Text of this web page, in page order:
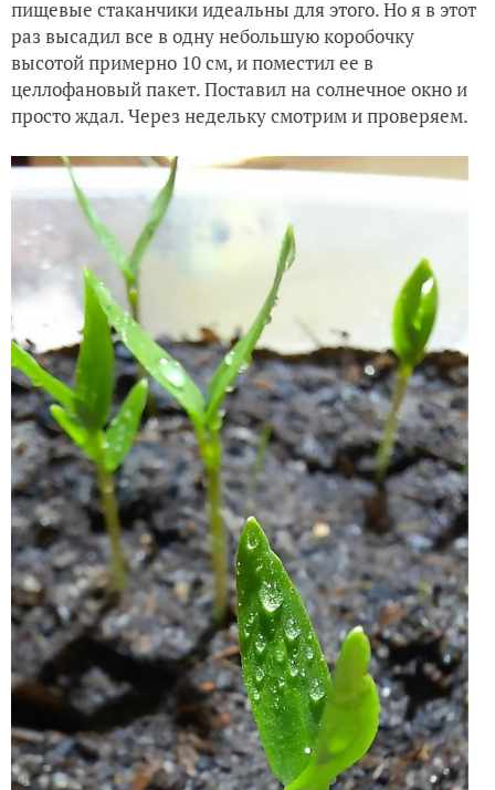
пищевые стаканчики идеальны для этого. Но я в этот
раз высадил все в одну небольшую коробочку
высотой примерно 10 см, и поместил ее в
целлофановый пакет. Поставил на солнечное окно и
просто ждал. Через недельку смотрим и проверяем.